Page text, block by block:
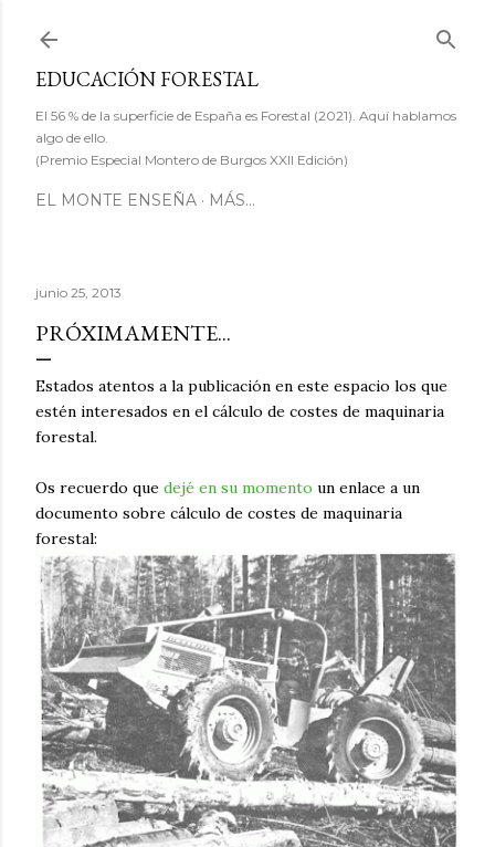
EDUCACIÓN FORESTAL
El 56 % de la superficie de España es Forestal (2021). Aquí hablamos
algo de ello.
(Premio Especial Montero de Burgos XXII Edición)
EL MONTE ENSEÑA MÁS…
junio 25, 2013
PRÓXIMAMENTE...
Estados atentos a la publicación en este espacio los que
estén interesados en el cálculo de costes de maquinaria
forestal.
Os recuerdo que dejé en su momento un enlace a un
documento sobre cálculo de costes de maquinaria
forestal: